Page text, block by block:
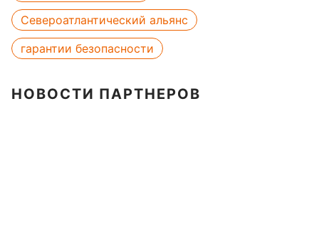
Североатлантический альянс
гарантии безопасности
НОВОСТИ ПАРТНЕРОВ